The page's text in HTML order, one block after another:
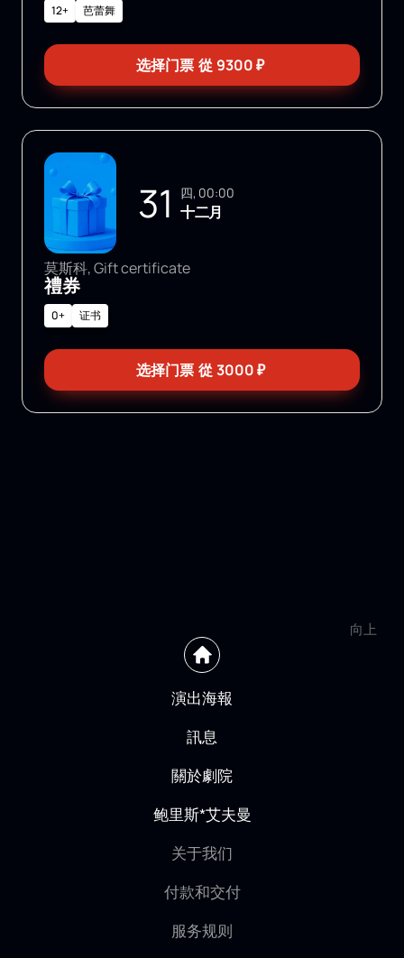
12+ 芭蕾舞
选择门票 從 9300₽
31 四, 00:00
十二月
莫斯科, Gift certificate
禮券
0+ 证书
选择门票 從 3000₽
向上
演出海報
訊息
關於劇院
鲍里斯*艾夫曼
关于我们
付款和交付
服务规则